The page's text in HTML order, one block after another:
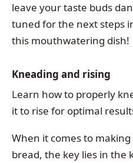
leave your taste buds
tuned for the next steps
this mouthwatering dish!
Kneading and rising
Learn how to properly
it to rise for optimal
When it comes to
bread, the key lies in the